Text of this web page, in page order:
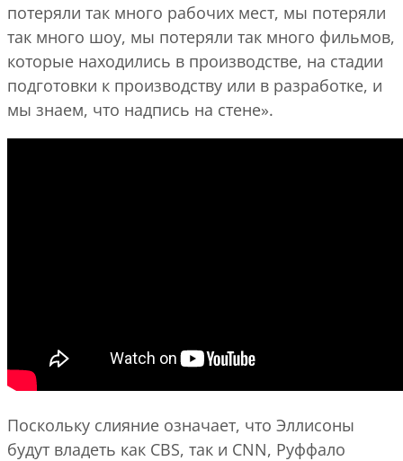
потеряли так много рабочих мест, мы потеряли
так много шоу, мы потеряли так много фильмов,
которые находились в производстве, на стадии
подготовки к производству или в разработке, и
мы знаем, что надпись на стене».
Поскольку слияние означает, что Эллисоны
будут владеть как CBS, так и CNN, Руффало